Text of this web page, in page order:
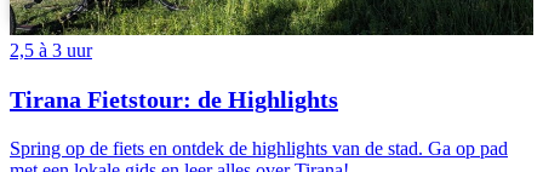
Português
2,5 à 3 uur
Tirana Fietstour: de Highlights
Spring op de fiets en ontdek de highlights van de stad. Ga op pad